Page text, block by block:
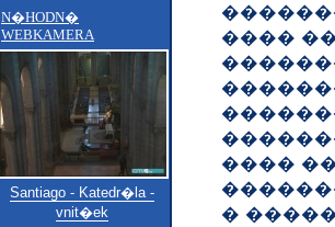
N�HODN�
WEBKAMERA
Santiago - Katedr�la -
vnit�ek
����
����
�